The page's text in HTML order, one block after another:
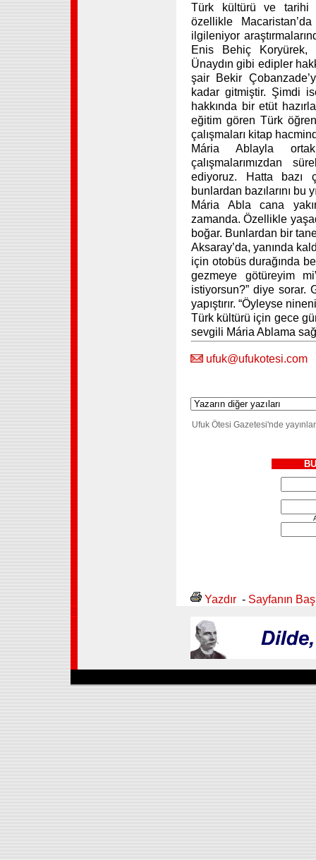
Türk kültürü ve tarihi
özellikle
ilgileniyor
Enis Behiç Koryürek,
Ünaydın gibi edipler
şair Bekir
kadar gitmiştir. Şimdi
hakkında bir etüt
eğitim gören Türk
çalışmaları kitap
Mária Ablayla
çalışmalarımızdan
ediyoruz. Hatta bazı
bunlardan bazılarını bu
Mária Abla cana
zamanda. Özellikle
boğar. Bunlardan bir
Aksaray’da, yanında
için otobüs durağında
gezmeye götüreyim
istiyorsun?” diye sorar.
yapıştırır. “Öyleyse
Türk kültürü için gece
sevgili Mária Ablama
ufuk@ufukotesi.com
Ufuk Ötesi Gazetesi'nde
Yazdır - Sayfanın